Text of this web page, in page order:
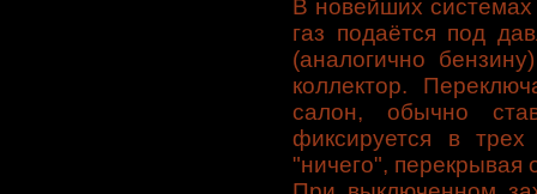
В новейших
газ подаётся под
(аналогично
коллектор.
салон, обычно
фиксируется в
"ничего", перекрывая